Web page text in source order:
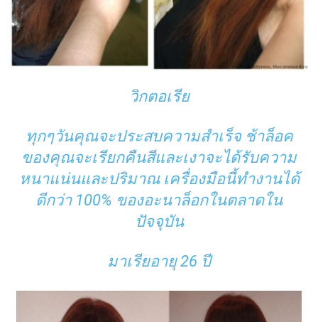
วิกตอเรีย
ทุกๆวันคุณจะประสบความสำเร็จ ช้าล็อค
ของคุณจะเรียกคืนสีและเงาจะได้รับความ
หนาแน่นและปริมาณ เครื่องมือนี้ทำงานได้
ดีกว่า 100% ของอะนาล็อกในตลาดใน
ปัจจุบัน
มาเรียอายุ 26 ปี